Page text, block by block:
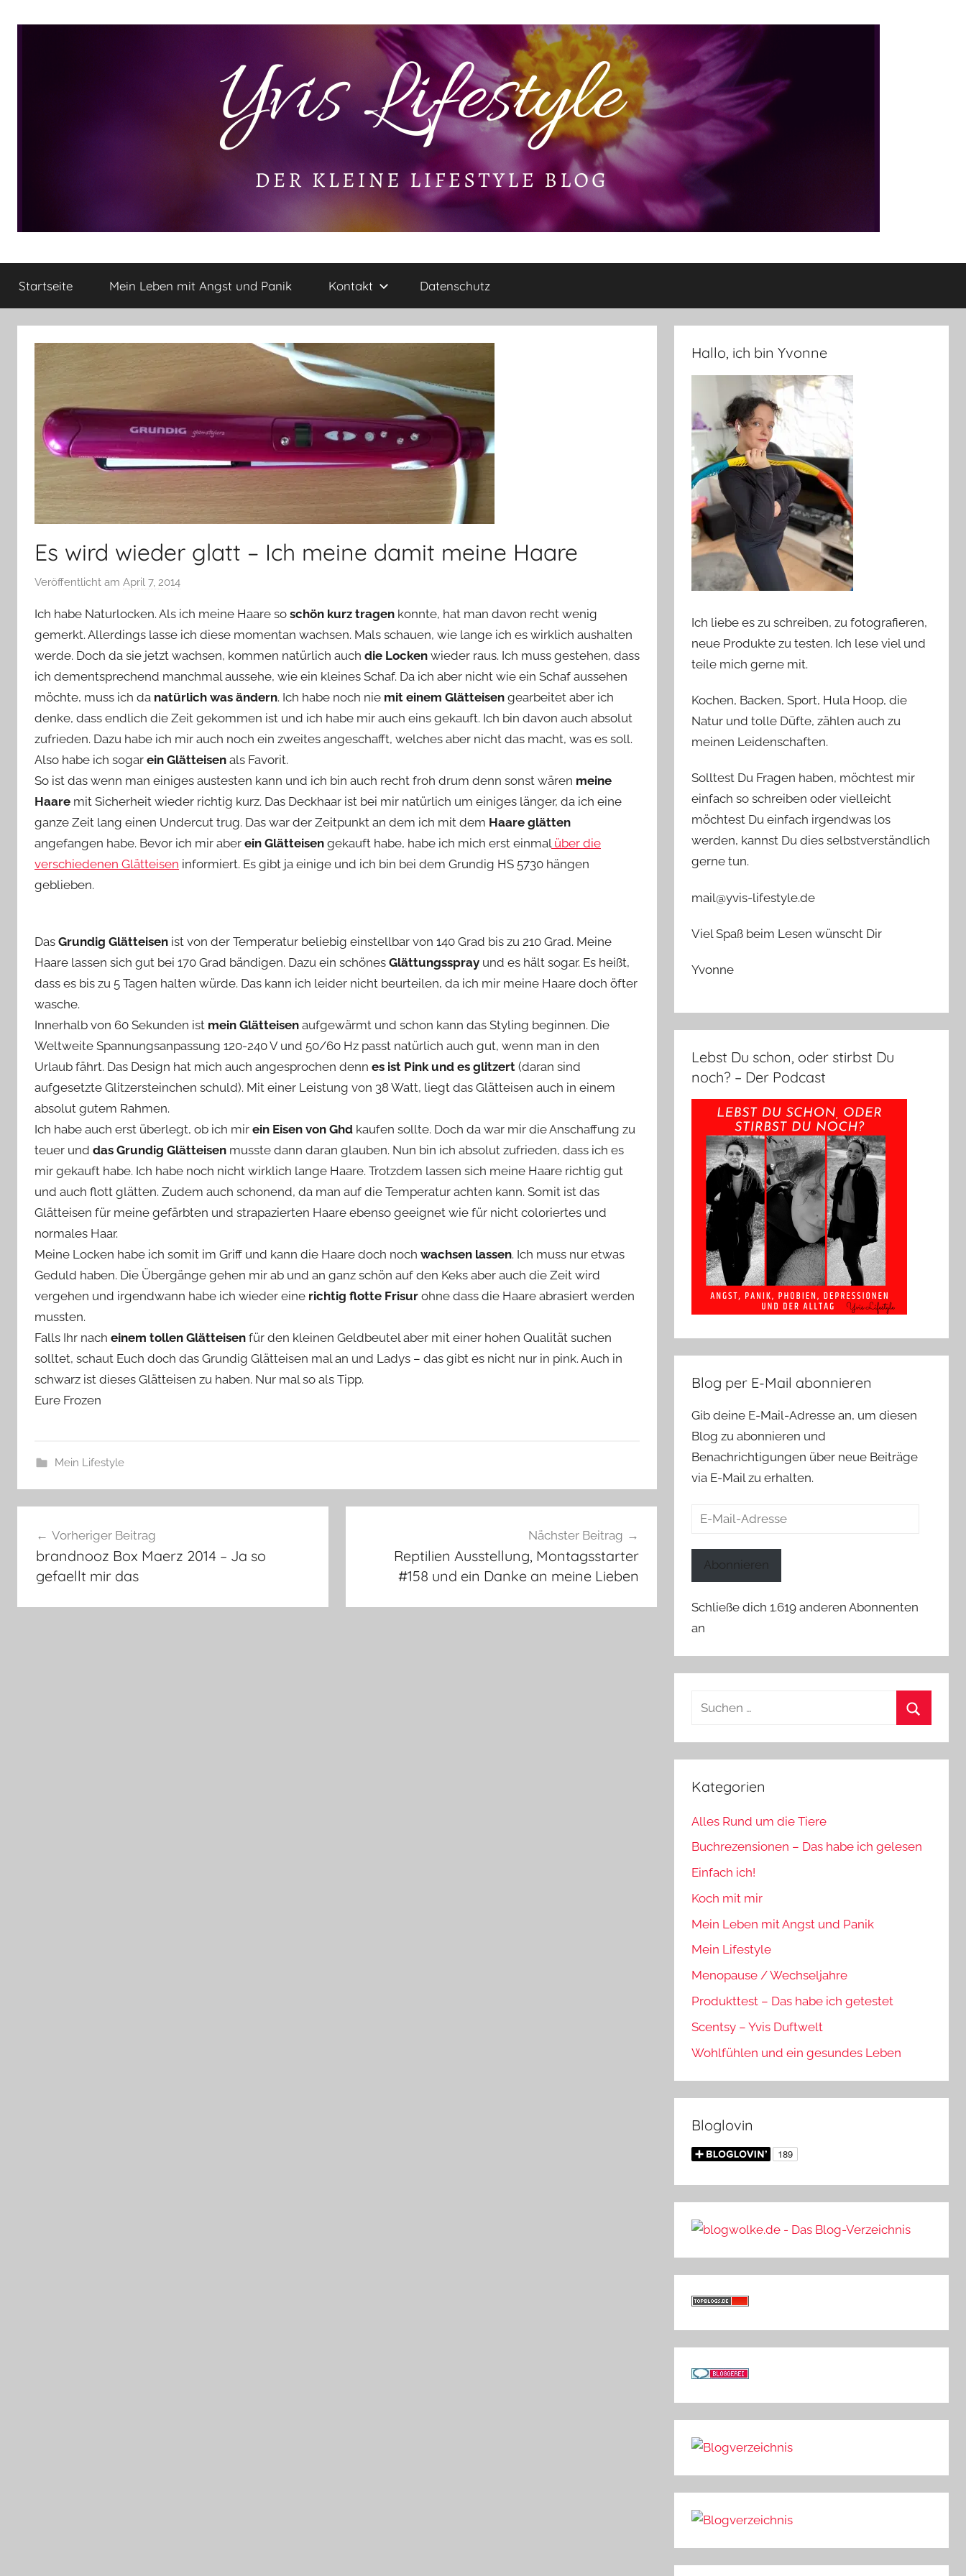
Yvis
Lifestyle
kleine
Lifestyle
Lifestyle,
vieles
mehr
Startseite Mein Leben mit Angst und Panik Kontakt Datenschutz
Es wird wieder glatt – Ich meine damit meine Haare
Veröffentlicht am April 7, 2014
n
Y
v
o
n
n
Ich habe Naturlocken. Als ich meine Haare so schön kurz tragen konnte, hat man davon recht wenig
gemerkt. Allerdings lasse ich diese momentan wachsen. Mals schauen, wie lange ich es wirklich aushalten
werde. Doch da sie jetzt wachsen, kommen natürlich auch die Locken wieder raus. Ich muss gestehen, dass
ich dementsprechend manchmal aussehe, wie ein kleines Schaf. Da ich aber nicht wie ein Schaf aussehen
möchte, muss ich da natürlich was ändern. Ich habe noch nie mit einem Glätteisen gearbeitet aber ich
denke, dass endlich die Zeit gekommen ist und ich habe mir auch eins gekauft. Ich bin davon auch absolut
zufrieden. Dazu habe ich mir auch noch ein zweites angeschafft, welches aber nicht das macht, was es soll.
Also habe ich sogar ein Glätteisen als Favorit.
So ist das wenn man einiges austesten kann und ich bin auch recht froh drum denn sonst wären meine
Haare mit Sicherheit wieder richtig kurz. Das Deckhaar ist bei mir natürlich um einiges länger, da ich eine
ganze Zeit lang einen Undercut trug. Das war der Zeitpunkt an dem ich mit dem Haare glätten
angefangen habe. Bevor ich mir aber ein Glätteisen gekauft habe, habe ich mich erst einmalüber die
verschiedenen Glätteisen informiert. Es gibt ja einige und ich bin bei dem Grundig HS 5730 hängen
geblieben.
Das Grundig Glätteisen ist von der Temperatur beliebig einstellbar von 140 Grad bis zu 210 Grad. Meine
Haare lassen sich gut bei 170 Grad bändigen. Dazu ein schönes Glättungsspray und es hält sogar. Es heißt,
dass es bis zu 5 Tagen halten würde. Das kann ich leider nicht beurteilen, da ich mir meine Haare doch öfter
wasche.
Innerhalb von 60 Sekunden ist mein Glätteisen aufgewärmt und schon kann das Styling beginnen. Die
Weltweite Spannungsanpassung 120-240 V und 50/60 Hz passt natürlich auch gut, wenn man in den
Urlaub fährt. Das Design hat mich auch angesprochen denn es ist Pink und es glitzert (daran sind
aufgesetzte Glitzersteinchen schuld). Mit einer Leistung von 38 Watt, liegt das Glätteisen auch in einem
absolut gutem Rahmen.
Ich habe auch erst überlegt, ob ich mir ein Eisen von Ghd kaufen sollte. Doch da war mir die Anschaffung zu
teuer und das Grundig Glätteisen musste dann daran glauben. Nun bin ich absolut zufrieden, dass ich es
mir gekauft habe. Ich habe noch nicht wirklich lange Haare. Trotzdem lassen sich meine Haare richtig gut
und auch flott glätten. Zudem auch schonend, da man auf die Temperatur achten kann. Somit ist das
Glätteisen für meine gefärbten und strapazierten Haare ebenso geeignet wie für nicht coloriertes und
normales Haar.
Meine Locken habe ich somit im Griff und kann die Haare doch noch wachsen lassen. Ich muss nur etwas
Geduld haben. Die Übergänge gehen mir ab und an ganz schön auf den Keks aber auch die Zeit wird
vergehen und irgendwann habe ich wieder eine richtig flotte Frisur ohne dass die Haare abrasiert werden
mussten.
Falls Ihr nach einem tollen Glätteisen für den kleinen Geldbeutel aber mit einer hohen Qualität suchen
solltet, schaut Euch doch das Grundig Glätteisen mal an und Ladys – das gibt es nicht nur in pink. Auch in
schwarz ist dieses Glätteisen zu haben. Nur mal so als Tipp.
Eure Frozen
Mein Lifestyle
Vorheriger Beitrag
brandnooz Box Maerz 2014 – Ja so
gefaellt mir das
Nächster Beitrag
Reptilien Ausstellung, Montagsstarter
#158 und ein Danke an meine Lieben
Hallo, ich bin Yvonne
Ich liebe es zu schreiben, zu fotografieren,
neue Produkte zu testen. Ich lese viel und
teile mich gerne mit.
Kochen, Backen, Sport, Hula Hoop, die
Natur und tolle Düfte, zählen auch zu
meinen Leidenschaften.
Solltest Du Fragen haben, möchtest mir
einfach so schreiben oder vielleicht
möchtest Du einfach irgendwas los
werden, kannst Du dies selbstverständlich
gerne tun.
mail@yvis-lifestyle.de
Viel Spaß beim Lesen wünscht Dir
Yvonne
Lebst Du schon, oder stirbst Du
noch? – Der Podcast
Blog per E-Mail abonnieren
Gib deine E-Mail-Adresse an, um diesen
Blog zu abonnieren und
Benachrichtigungen über neue Beiträge
via E-Mail zu erhalten.
E-
Abonnieren
Schließe dich 1.619 anderen Abonnenten
an
Suchen
Kategorien
Alles Rund um die Tiere
Buchrezensionen – Das habe ich gelesen
Einfach ich!
Koch mit mir
Mein Leben mit Angst und Panik
Mein Lifestyle
Menopause / Wechseljahre
Produkttest – Das habe ich getestet
Scentsy – Yvis Duftwelt
Wohlfühlen und ein gesundes Leben
Bloglovin